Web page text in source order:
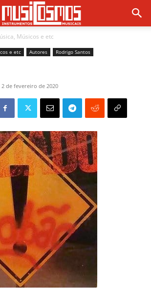
Músicos e etc
e etc Autores Rodrigo Santos
2 de fevereiro de 2020